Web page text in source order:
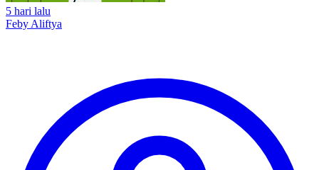
5 hari lalu
Feby Aliftya